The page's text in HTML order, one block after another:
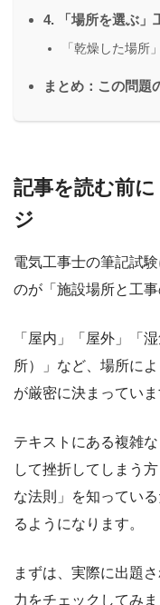
4. 「場所を選ぶ」
「乾燥した場所
まとめ：この問題
記事を読む前
ジ
電気工事士の筆記試
のが「施設場所と工
「屋内」「屋外」「
所）」など、場所に
が厳密に決まっていま
テキストにある複雑
して挫折してしまう
な法則」を知ってい
るようになります。
まずは、実際に出題
力をチェックしてみま